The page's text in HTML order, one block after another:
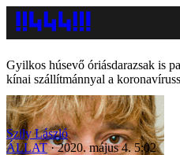
Gyilkos húsevő óriásdarazsak is
kínai szállítmánnyal a
Szily László
ÁLLAT
2020. május 4. 5:02